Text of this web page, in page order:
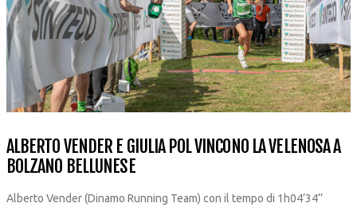
ALBERTO VENDER E GIULIA POL VINCONO LA VELENOSA A
BOLZANO BELLUNESE
Alberto Vender (Dinamo Running Team) con il tempo di 1h04’34’’